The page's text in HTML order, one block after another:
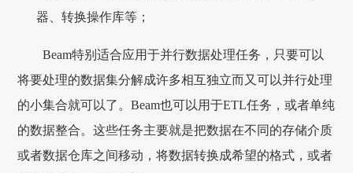
器、转换操作库等；
Beam特别适合应用于并行数据处理任务，只要可以
将要处理的数据集分解成许多相互独立而又可以并行处理
的小集合就可以了。Beam也可以用于ETL任务，或者单纯
的数据整合。这些任务主要就是把数据在不同的存储介质
或者数据仓库之间移动，将数据转换成希望的格式，或者